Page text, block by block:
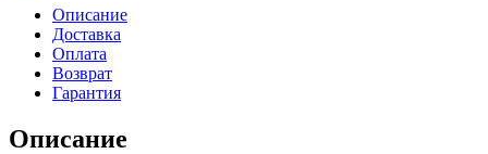
Описание
Доставка
Оплата
Возврат
Гарантия
Описание